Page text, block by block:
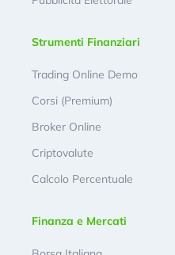
Strumenti Finanziari
Trading Online Demo
Corsi (Premium)
Broker Online
Criptovalute
Calcolo Percentuale
Finanza e Mercati